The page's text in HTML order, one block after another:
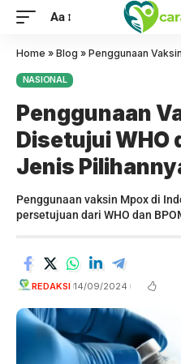
Aa
Home » Blog » Penggunaan Vaksin Mpox
NASIONAL
Penggunaan
Disetujui WHO
Jenis
Penggunaan vaksin Mpox di
persetujuan dari WHO dan
REDAKSI 14/09/2024